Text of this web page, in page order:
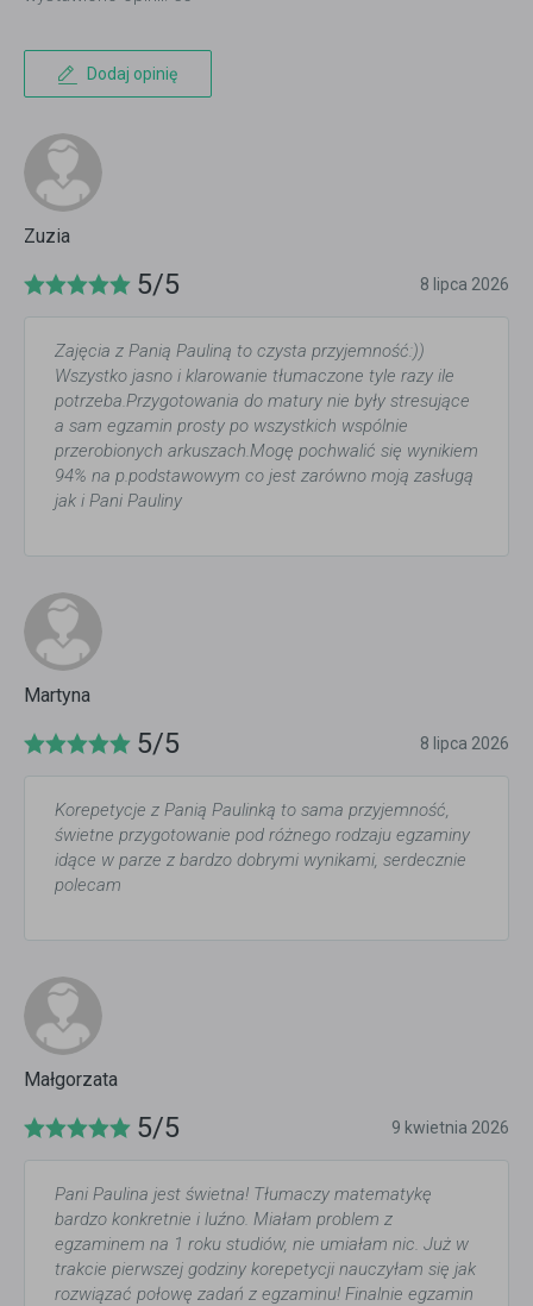
Dodaj opinię
Zuzia
5/5 8 lipca 2026
Zajęcia z Panią Pauliną to czysta przyjemność:))
Wszystko jasno i klarowanie tłumaczone tyle razy ile
potrzeba.Przygotowania do matury nie były stresujące
a sam egzamin prosty po wszystkich wspólnie
przerobionych arkuszach.Mogę pochwalić się wynikiem
94% na p.podstawowym co jest zarówno moją zasługą
jak i Pani Pauliny
Martyna
5/5 8 lipca 2026
Korepetycje z Panią Paulinką to sama przyjemność,
świetne przygotowanie pod różnego rodzaju egzaminy
idące w parze z bardzo dobrymi wynikami, serdecznie
polecam
Małgorzata
5/5 9 kwietnia 2026
Pani Paulina jest świetna! Tłumaczy matematykę
bardzo konkretnie i luźno. Miałam problem z
egzaminem na 1 roku studiów, nie umiałam nic. Już w
trakcie pierwszej godziny korepetycji nauczyłam się jak
rozwiązać połowę zadań z egzaminu! Finalnie egzamin